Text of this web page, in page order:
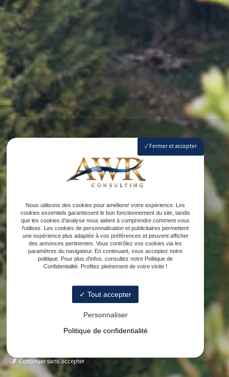
Fermer et accepter
Nous utilisons des cookies pour améliorer votre expérience. Les
cookies essentiels garantissent le bon fonctionnement du site, tandis
que les cookies d'analyse nous aident à comprendre comment vous
l'utilisez. Les cookies de personnalisation et publicitaires permettent
une expérience plus adaptée à vos préférences et peuvent afficher
des annonces pertinentes. Vous contrôlez vos cookies via les
paramètres du navigateur. En continuant, vous acceptez notre
politique. Pour plus d'infos, consultez notre Politique de
Confidentialité. Profitez pleinement de votre visite !
Tout accepter
Personnaliser
Politique de confidentialité
Continuer sans accepter